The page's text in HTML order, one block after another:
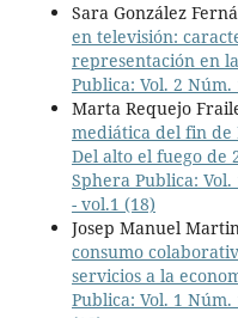
Sara González
en televisión:
representación en
Publica: Vol. 2 Núm.
Marta Requejo
mediática del fin de
Del alto el fuego de
Sphera Publica:
- vol.1 (18)
Josep Manuel
consumo
servicios a la
Publica: Vol. 1